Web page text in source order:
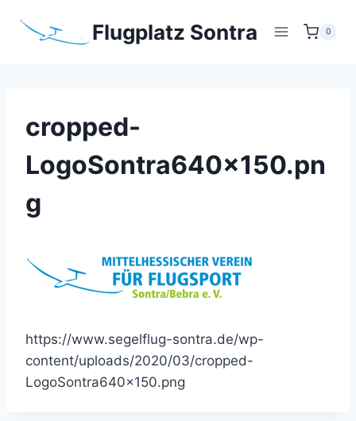
Inhalt
Flugplatz Sontra 0
cropped-
LogoSontra640x150.pn
g
https://www.segelflug-sontra.de/wp-
content/uploads/2020/03/cropped-
LogoSontra640x150.png